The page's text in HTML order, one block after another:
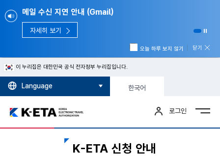
메일 수신 지연 안내 (Gmail)
자세히 보기
오늘 하루 보지 않기 닫기
이 누리집은 대한민국 공식 전자정부 누리집입니다.
Language 한국어
로그인
K-ETA 신청 안내